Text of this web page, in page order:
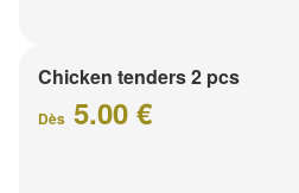
Chicken tenders 2 pcs
Dès 5.00 €